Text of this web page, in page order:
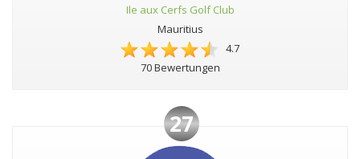
Ile aux Cerfs Golf Club
Mauritius
4.7
70 Bewertungen
27